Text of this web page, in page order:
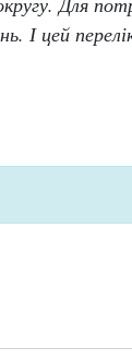
І цей